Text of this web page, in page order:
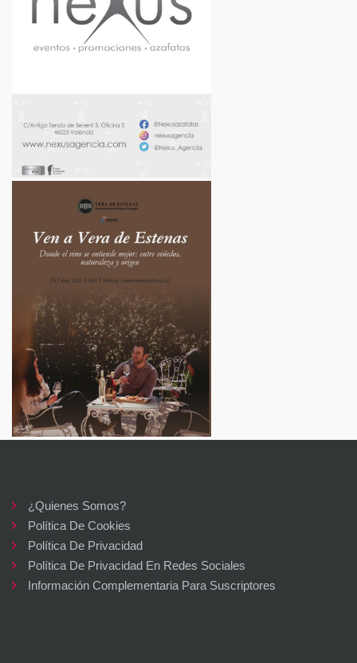
¿Quienes Somos?
Política De Cookies
Política De Privacidad
Política De Privacidad En Redes Sociales
Información Complementaria Para Suscriptores